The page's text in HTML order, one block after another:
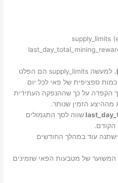
supply_limits
למעשה supply_limits הם הפלט
ספציפית של פאי לכל יום
הקפדה על כך שההנפקה העתידית
מההיצע הזמין שנותר.
שווה לסך התגמולים
הקודם.
עוד במהלך החודשים
של מטבעות הפאי שזמינים